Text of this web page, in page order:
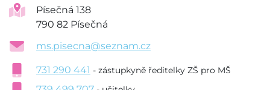
Písečná 138
790 82 Písečná
ms.pisecna@seznam.cz
731 290 441 - zástupkyně ředitelky ZŠ pro MŠ